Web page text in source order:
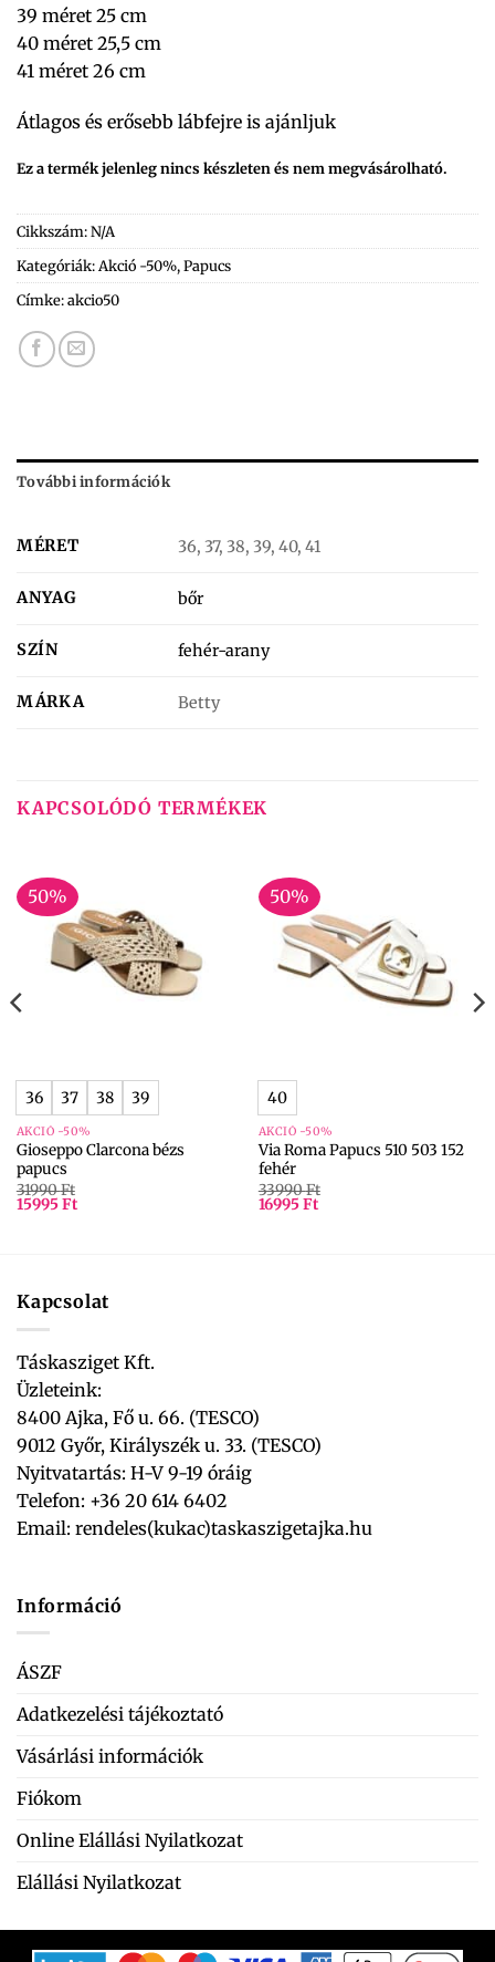
39 méret 25 cm
40 méret 25,5 cm
41 méret 26 cm
Átlagos és erősebb lábfejre is ajánljuk
Ez a termék jelenleg nincs készleten és nem megvásárolható.
Cikkszám:N/A
Kategóriák: Akció -50%,Papucs
Címke:akcio50
További információk
MÉRET 36, 37, 38, 39, 40, 41
ANYAG bőr
SZÍN fehér-arany
MÁRKA Betty
KAPCSOLÓDÓ TERMÉKEK
50%
36 37 38 39
AKCIÓ -50%
Gioseppo Clarcona bézs
papucs
31990Ft
15995Ft
50%
40
AKCIÓ -50%
Via Roma Papucs 510 503 152
fehér
33990Ft
16995Ft
Kapcsolat
Táskasziget Kft.
Üzleteink:
8400 Ajka, Fő u. 66. (TESCO)
9012 Győr, Királyszék u. 33. (TESCO)
Nyitvatartás: H-V 9-19 óráig
Telefon: +36 20 614 6402
Email: rendeles(kukac)taskaszigetajka.hu
Információ
ÁSZF
Adatkezelési tájékoztató
Vásárlási információk
Fiókom
Online Elállási Nyilatkozat
Elállási Nyilatkozat